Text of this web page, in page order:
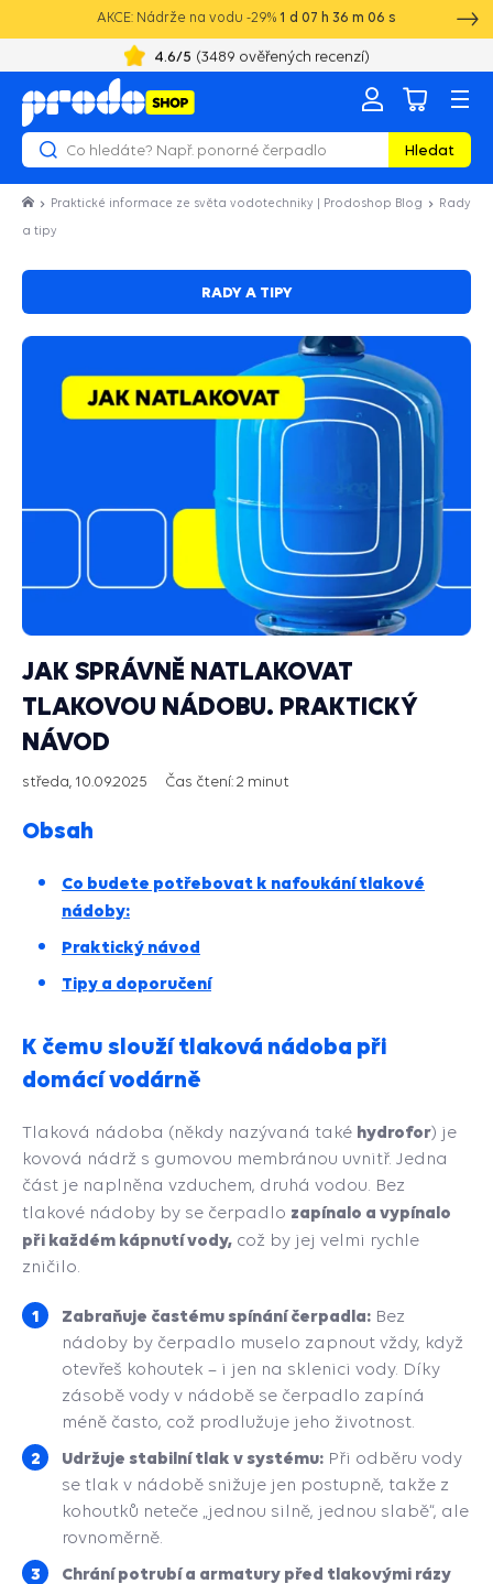
AKCE: Nádrže na vodu -29% 1 d 07 h 36 m 06 s
4.6/5 (3489 ověřených recenzí)
Hledat
Praktické informace ze světa vodotechniky | Prodoshop Blog Rady
a tipy
RADY A TIPY
JAK SPRÁVNĚ NATLAKOVAT
TLAKOVOU NÁDOBU. PRAKTICKÝ
NÁVOD
středa, 10.09.2025 Čas čtení:2 minut
Obsah
Co budete potřebovat k nafoukání tlakové
nádoby:
Praktický návod
Tipy a doporučení
K čemu slouží tlaková nádoba při
domácí vodárně
Tlaková nádoba (někdy nazývaná také hydrofor) je
kovová nádrž s gumovou membránou uvnitř. Jedna
část je naplněna vzduchem, druhá vodou. Bez
tlakové nádoby by se čerpadlo zapínalo a vypínalo
při každém kápnutí vody, což by jej velmi rychle
zničilo.
Zabraňuje častému spínání čerpadla: Bez
nádoby by čerpadlo muselo zapnout vždy, když
otevřeš kohoutek – i jen na sklenici vody. Díky
zásobě vody v nádobě se čerpadlo zapíná
méně často, což prodlužuje jeho životnost.
Udržuje stabilní tlak v systému: Při odběru vody
se tlak v nádobě snižuje jen postupně, takže z
kohoutků neteče „jednou silně, jednou slabě“, ale
rovnoměrně.
Chrání potrubí a armatury před tlakovými rázy